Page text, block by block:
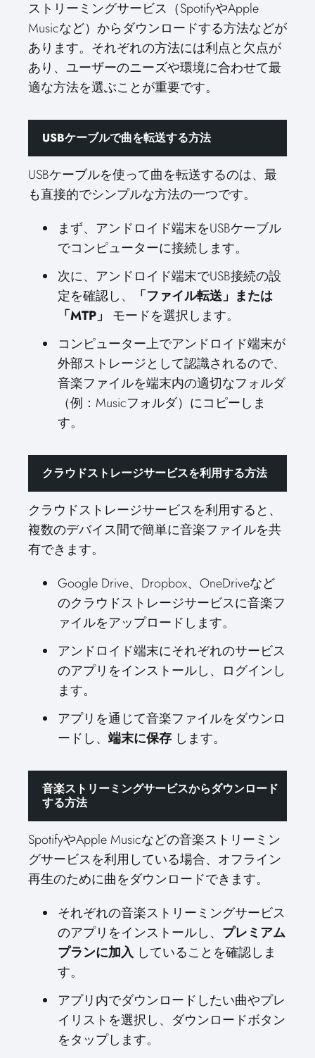
ストリーミングサービス（SpotifyやApple
Musicなど）からダウンロードする方法などが
あります。それぞれの方法には利点と欠点が
あり、ユーザーのニーズや環境に合わせて最
適な方法を選ぶことが重要です。
USBケーブルで曲を転送する方法
USBケーブルを使って曲を転送するのは、最
も直接的でシンプルな方法の一つです。
まず、アンドロイド端末をUSBケーブル
でコンピューターに接続します。
次に、アンドロイド端末でUSB接続の設
定を確認し、
「ファイル転送」または
「MTP」
モードを選択します。
コンピューター上でアンドロイド端末が
外部ストレージとして認識されるので、
音楽ファイルを端末内の適切なフォルダ
（例：Musicフォルダ）にコピーしま
す。
クラウドストレージサービスを利用する方法
クラウドストレージサービスを利用すると、
複数のデバイス間で簡単に音楽ファイルを共
有できます。
Google Drive、Dropbox、OneDriveなど
のクラウドストレージサービスに音楽フ
ァイルをアップロードします。
アンドロイド端末にそれぞれのサービス
のアプリをインストールし、ログインし
ます。
アプリを通じて音楽ファイルをダウンロ
ードし、 端末に保存 します。
音楽ストリーミングサービスからダウンロード
する方法
SpotifyやApple Musicなどの音楽ストリーミン
グサービスを利用している場合、オフライン
再生のために曲をダウンロードできます。
それぞれの音楽ストリーミングサービス
のアプリをインストールし、 プレミアム
プランに加入していることを確認しま
す。
アプリ内でダウンロードしたい曲やプレ
イリストを選択し、ダウンロードボタン
をタップします。